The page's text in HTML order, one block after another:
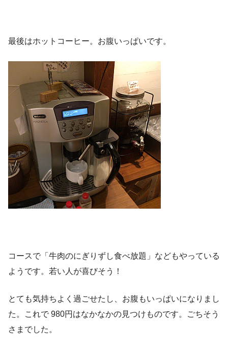
最後はホットコーヒー。お腹いっぱいです。
コースで「牛肉のにぎりずし食べ放題」などもやっている
ようです。若い人が喜びそう！
とても気持ちよく過ごせたし、お腹もいっぱいになりまし
た。これで 980円はなかなかの見つけものです。ごちそう
さまでした。